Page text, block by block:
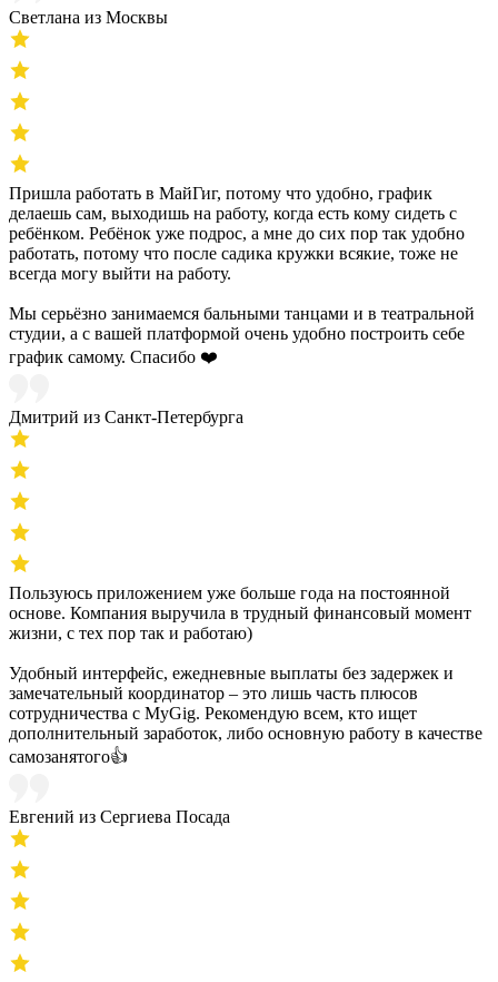
Светлана из Москвы
Пришла работать в МайГиг, потому что удобно, график
делаешь сам, выходишь на работу, когда есть кому сидеть с
ребёнком. Ребёнок уже подрос, а мне до сих пор так удобно
работать, потому что после садика кружки всякие, тоже не
всегда могу выйти на работу.
Мы серьёзно занимаемся бальными танцами и в театральной
студии, а с вашей платформой очень удобно построить себе
график самому. Спасибо ❤️
Дмитрий из Санкт-Петербурга
Пользуюсь приложением уже больше года на постоянной
основе. Компания выручила в трудный финансовый момент
жизни, с тех пор так и работаю)
Удобный интерфейс, ежедневные выплаты без задержек и
замечательный координатор – это лишь часть плюсов
сотрудничества с MyGig. Рекомендую всем, кто ищет
дополнительный заработок, либо основную работу в качестве
самозанятого👍
Евгений из Сергиева Посада